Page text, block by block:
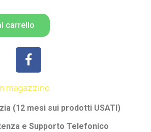
carrello
magazzino
(12 mesi sui prodotti USATI)
e Supporto Telefonico